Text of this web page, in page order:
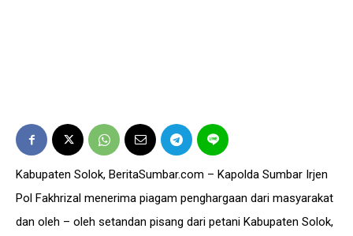
Kabupaten Solok, BeritaSumbar.com – Kapolda Sumbar Irjen
Pol Fakhrizal menerima piagam penghargaan dari masyarakat
dan oleh – oleh setandan pisang dari petani Kabupaten Solok,